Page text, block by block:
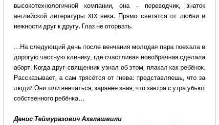
высокотехнологичной компании, она – переводчик, знаток
английской литературы XIX века. Прямо светятся от любви и
нежности друг к другу. Глаз не оторвать.
…На следующий день после венчания молодая пара поехала в
дорогую частную клинику, где счастливая новобрачная сделала
аборт. Когда друг-священник узнал об этом, плакал как ребёнок.
Рассказывает, а сам трясётся от гнева: представляешь, что за
люди? Они шли венчаться, заранее зная, что завтра с утра убьют
собственного ребёнка…
Денис Теймуразович Ахалашвили